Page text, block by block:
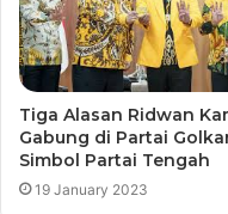
Tiga Alasan Ridwan
Gabung di Partai
Simbol Partai Tengah
19 January 2023